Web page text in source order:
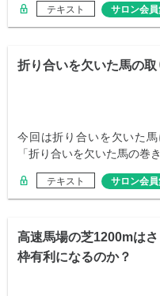
テキスト サロン会
折り合いを欠いた馬の取
今回は折り合いを欠いた
「折り合いを欠いた馬の巻
テキスト サロン会
高速馬場の芝1200mは
枠有利になるのか？